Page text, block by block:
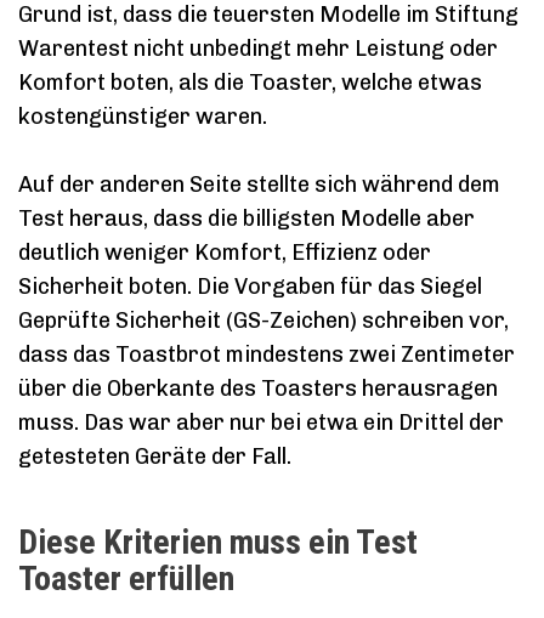
Grund ist, dass die teuersten Modelle im Stiftung
Warentest nicht unbedingt mehr Leistung oder
Komfort boten, als die Toaster, welche etwas
kostengünstiger waren.
Auf der anderen Seite stellte sich während dem
Test heraus, dass die billigsten Modelle aber
deutlich weniger Komfort, Effizienz oder
Sicherheit boten. Die Vorgaben für das Siegel
Geprüfte Sicherheit (GS-Zeichen) schreiben vor,
dass das Toastbrot mindestens zwei Zentimeter
über die Oberkante des Toasters herausragen
muss. Das war aber nur bei etwa ein Drittel der
getesteten Geräte der Fall.
Diese Kriterien muss ein Test
Toaster erfüllen